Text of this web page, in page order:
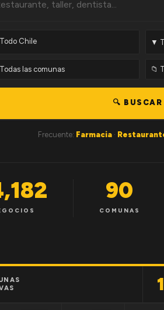
🔍
Frecuente: Farmacia ·
90
COMUNAS